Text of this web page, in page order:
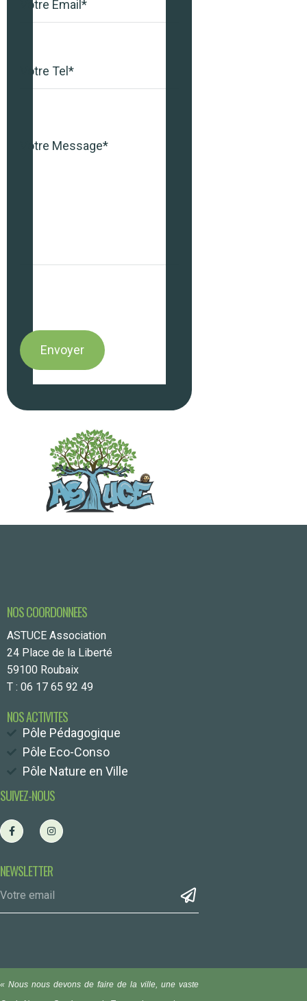
NOS COORDONNEES
ASTUCE Association
24 Place de la Liberté
59100 Roubaix
T : 06 17 65 92 49
NOS ACTIVITES
Pôle Pédagogique
Pôle Eco-Conso
Pôle Nature en Ville
SUIVEZ-NOUS
NEWSLETTER
« Nous nous devons de faire de la ville, une vaste